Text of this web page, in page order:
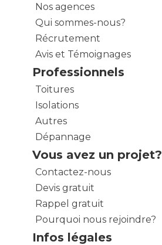
Nos agences
Qui sommes-nous?
Récrutement
Avis et Témoignages
Professionnels
Toitures
Isolations
Autres
Dépannage
Vous avez un projet?
Contactez-nous
Devis gratuit
Rappel gratuit
Pourquoi nous rejoindre?
Infos légales